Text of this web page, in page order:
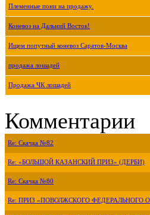
Племенные пони на продажу.
Коневоз на Дальний Восток!
Ищем попутный коневоз Саратов-Москва
продажа лошадей
Продажа ЧК лошадей
Комментарии
Re: Скачка №82
Re: «БОЛЬШОЙ КАЗАНСКИЙ ПРИЗ» (ДЕРБИ)
Re: Скачка №80
Re: ПРИЗ «ПОВОЛЖСКОГО ФЕДЕРАЛЬНОГО